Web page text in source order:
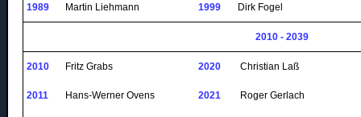
1989 Martin Liehmann 1999 Dirk Fogel
2010 - 2039
2010 Fritz Grabs 2020 Christian Laß
2011 Hans-Werner Ovens 2021 Roger Gerlach